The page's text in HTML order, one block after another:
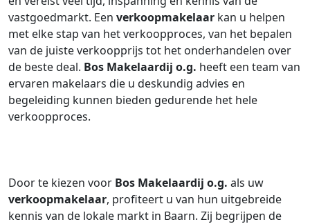
vastgoedmarkt. Een verkoopmakelaar kan u helpen
met elke stap van het verkoopproces, van het bepalen
van de juiste verkoopprijs tot het onderhandelen over
de beste deal. Bos Makelaardij o.g. heeft een team van
ervaren makelaars die u deskundig advies en
begeleiding kunnen bieden gedurende het hele
verkoopproces.
Door te kiezen voor Bos Makelaardij o.g. als uw
verkoopmakelaar, profiteert u van hun uitgebreide
kennis van de lokale markt in Baarn. Zij begrijpen de